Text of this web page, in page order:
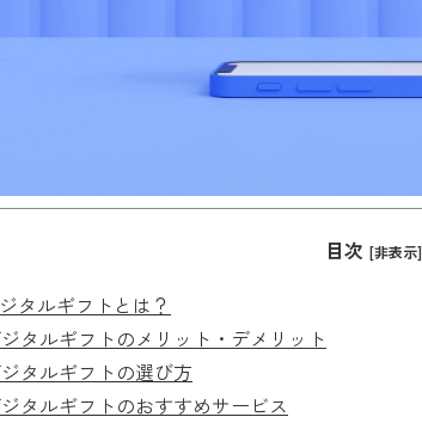
目次 [非表示]
タルギフトとは？
タルギフトのメリット・デメリット
タルギフトの選び方
タルギフトのおすすめサービス